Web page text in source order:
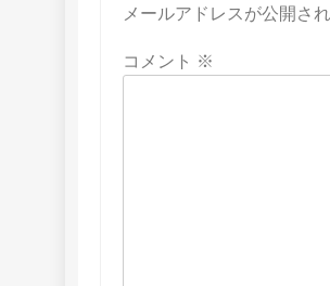
メールアドレスが公開さ
コメント ※